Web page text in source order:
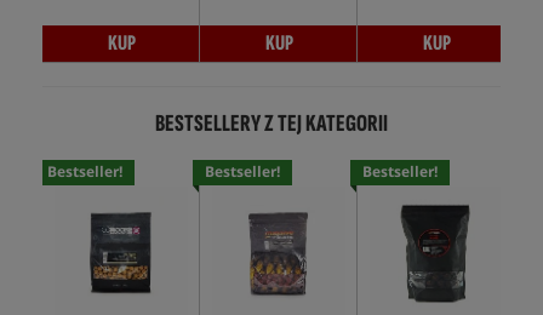
KUP KUP KUP
BESTSELLERY Z TEJ KATEGORII
Bestseller! Bestseller! Bestseller!